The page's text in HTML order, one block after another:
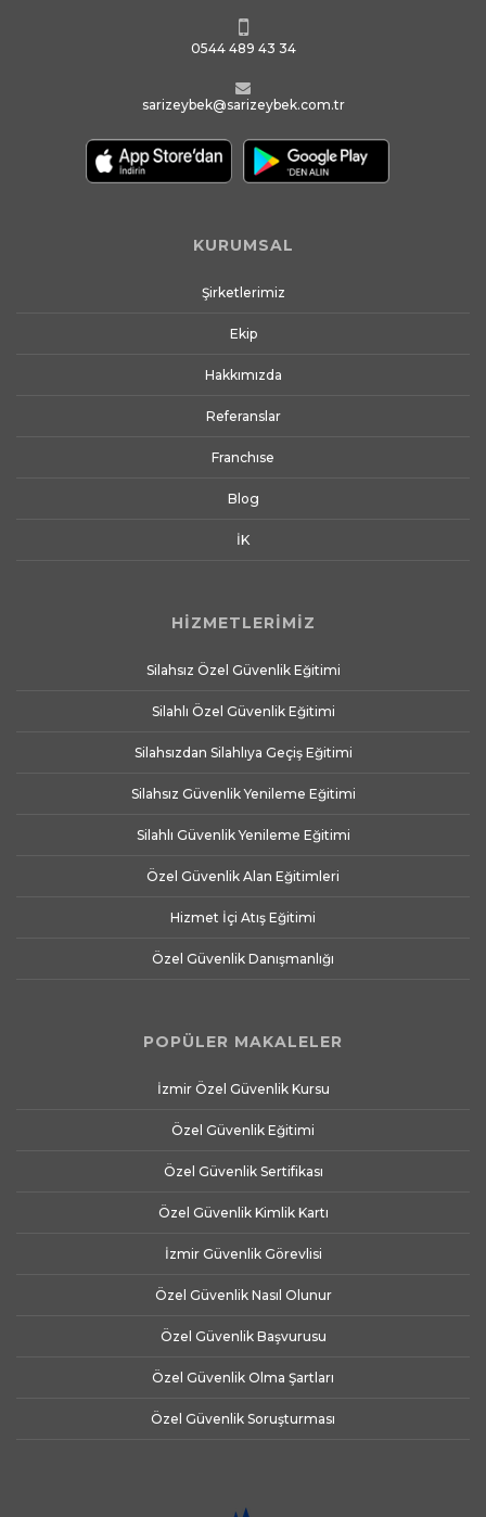
0544 489 43 34
sarizeybek@sarizeybek.com.tr
KURUMSAL
Şirketlerimiz
Ekip
Hakkımızda
Referanslar
Franchıse
Blog
İK
HİZMETLERİMİZ
Silahsız Özel Güvenlik Eğitimi
Silahlı Özel Güvenlik Eğitimi
Silahsızdan Silahlıya Geçiş Eğitimi
Silahsız Güvenlik Yenileme Eğitimi
Silahlı Güvenlik Yenileme Eğitimi
Özel Güvenlik Alan Eğitimleri
Hizmet İçi Atış Eğitimi
Özel Güvenlik Danışmanlığı
POPÜLER MAKALELER
İzmir Özel Güvenlik Kursu
Özel Güvenlik Eğitimi
Özel Güvenlik Sertifikası
Özel Güvenlik Kimlik Kartı
İzmir Güvenlik Görevlisi
Özel Güvenlik Nasıl Olunur
Özel Güvenlik Başvurusu
Özel Güvenlik Olma Şartları
Özel Güvenlik Soruşturması